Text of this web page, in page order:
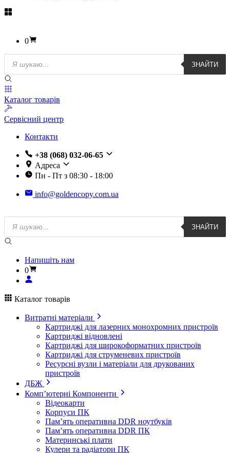
0
Пошук
товарів
ЗНАЙТИ
Каталог товарів
Сервісний центр
Контакти
+38 (068) 032-06-65
Адреса
Пн - Пт з 08:30 - 18:00
info@goldencopy.com.ua
Пошук
товарів
ЗНАЙТИ
Напишіть нам
0
Каталог товарів
Витратні матеріали
Картриджі для лазерних монохромних пристроїв
Картриджі відновлені
Картриджі для широкоформатних пристроїв
Картриджі для струменевих пристроїв
Ресурсні вузли і матеріали для друкованих
пристроїв
ДБЖ
Комп’ютерні Компоненти
Відеокарти
Корпуси ПК
Пам’ять оперативна DDR ноутбуків
Пам’ять оперативна DDR ПК
Материнські плати
Кулери та радіатори ПК